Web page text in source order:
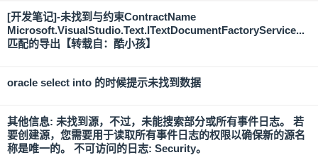
[开发笔记]-未找到与约束ContractName
Microsoft.VisualStudio.Text.ITextDocumentFactoryService...
匹配的导出【转载自：酷小孩】
oracle select into 的时候提示未找到数据
其他信息: 未找到源，不过，未能搜索部分或所有事件日志。 若
要创建源，您需要用于读取所有事件日志的权限以确保新的源名
称是唯一的。 不可访问的日志: Security。